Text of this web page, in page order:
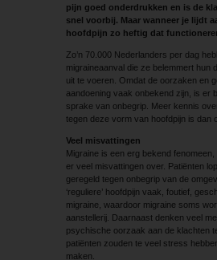
pijn goed onderdrukken en is de
snel voorbij. Maar wanneer je lijdt
hoofdpijn zo heftig dat
Zo’n 70.000 Nederlanders per dag
migraineaanval die ze belemmert hun
uit te voeren. Omdat de oorzaken en
aandoening vaak onbekend zijn, is er
sprake van onbegrip. Meer kennis
tegen deze vorm van hoofdpijn is dan
Veel misvattingen
Migraine is een erg bekend
er veel misvattingen over. Patiënten
geregeld tegen onbegrip van de
‘reguliere’ hoofdpijn vaak, foutief,
migraine, waardoor migraine soms
aanstellerij. Daarnaast denken veel
psychische oorzaak aan de klachten
patiënten zouden te veel stress
maken.